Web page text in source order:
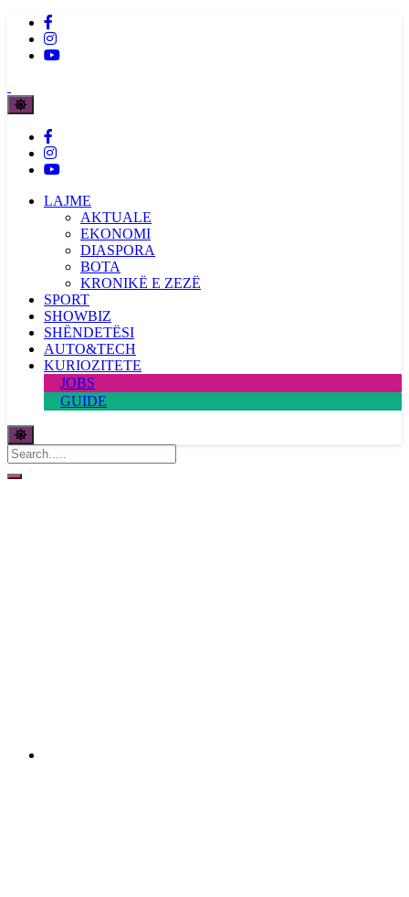
LAJME
AKTUALE
EKONOMI
DIASPORA
BOTA
KRONIKË E ZEZË
SPORT
SHOWBIZ
SHËNDETËSI
AUTO&TECH
KURIOZITETE
JOBS
GUIDE